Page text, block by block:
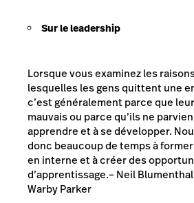
Sur le leadership
Lorsque vous examinez les
lesquelles les gens quittent une
c’est généralement parce que
mauvais ou parce qu’ils ne
apprendre et à se développer.
donc beaucoup de temps à
en interne et à créer des
d’apprentissage.– Neil
Warby Parker